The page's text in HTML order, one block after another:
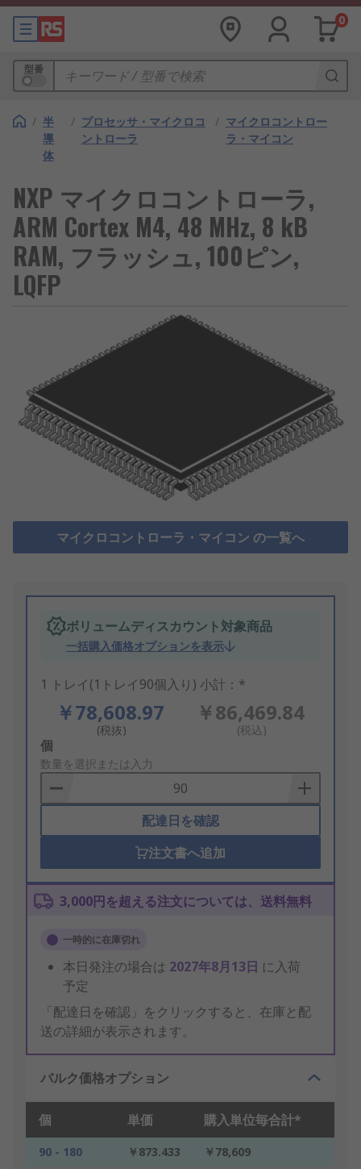
0
型番
/ 半
導
体
/ プロセッサ・マイクロコ
ントローラ
/ マイクロコントロー
ラ・マイコン
NXP マイクロコントローラ,
ARM Cortex M4, 48 MHz, 8 kB
RAM, フラッシュ, 100ピン,
LQFP
マイクロコントローラ・マイコン の一覧へ
ボリュームディスカウント対象商品
一括購入価格オプションを表示
1 トレイ(1トレイ90個入り) 小計：*
￥78,608.97
(税抜)
￥86,469.84
(税込)
Add
to
Basket
個
数量を選択または入力
配達日を確認
注文書へ追加
3,000円を超える注文については、送料無料
一時的に在庫切れ
本日発注の場合は 2027年8月13日 に入荷
予定
「配達日を確認」をクリックすると、在庫と配
送の詳細が表示されます。
バルク価格オプション
個 単価 購入単位毎合計*
90 - 180 ￥873.433
￥78,609